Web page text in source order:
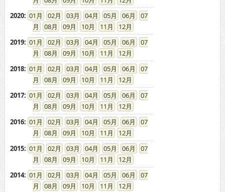
01 02 03 04 05 06
07
08
09 10 11
12
01 02 03 04 05 06
07
08
09 10 11
12
01 02 03 04 05 06
07
08
09 10 11
12
01 02 03 04 05 06
07
08
09 10 11
12
01 02 03 04 05 06
07
08
09 10 11
12
01 02 03 04 05 06
07
08
09 10 11
12
01 02 03 04 05 06
07
08
09 10 11
12